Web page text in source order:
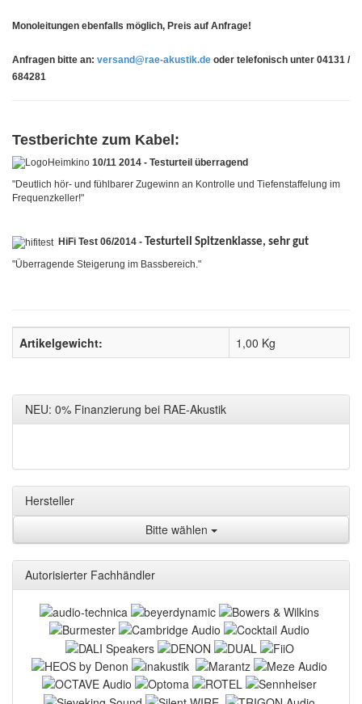
Monoleitungen ebenfalls möglich, Preis auf Anfrage!
Anfragen bitte an: versand@rae-akustik.de oder telefonisch unter 04131 /
684281
Testberichte zum Kabel:
10/11 2014 - Testurteil überragend
"Deutlich hör- und fühlbarer Zugewinn an Kontrolle und Tiefenstaffelung im
Frequenzkeller!"
HiFi Test 06/2014 - Testurteil Spitzenklasse, sehr gut
"Überragende Steigerung im Bassbereich."
Artikelgewicht: 1,00 Kg
NEU: 0% Finanzierung bei RAE-Akustik
Hersteller
Bitte wählen
Autorisierter Fachhändler